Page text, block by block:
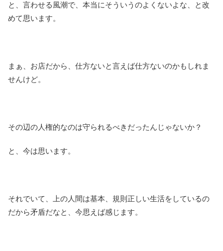
と、言わせる風潮で、本当にそういうのよくないよな、と改
めて思います。
まぁ、お店だから、仕方ないと言えば仕方ないのかもしれま
せんけど。
その辺の人権的なのは守られるべきだったんじゃないか？
と、今は思います。
それでいて、上の人間は基本、規則正しい生活をしているの
だから矛盾だなと、今思えば感じます。